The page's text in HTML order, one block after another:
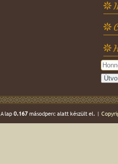
A lap 0.167másodperc alatt készült el. |